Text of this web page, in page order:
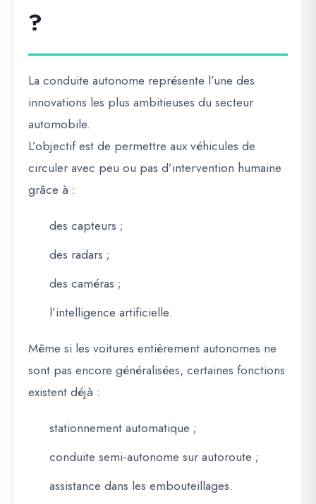
?
La conduite autonome représente l’une des
innovations les plus ambitieuses du secteur
automobile.
L’objectif est de permettre aux véhicules de
circuler avec peu ou pas d’intervention humaine
grâce à :
des capteurs ;
des radars ;
des caméras ;
l’intelligence artificielle.
Même si les voitures entièrement autonomes ne
sont pas encore généralisées, certaines fonctions
existent déjà :
stationnement automatique ;
conduite semi-autonome sur autoroute ;
assistance dans les embouteillages.